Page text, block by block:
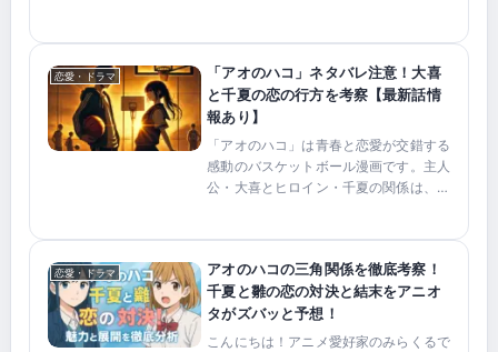
ター同士の相関図を詳しく...
恋愛・ドラマ
「アオのハコ」ネタバレ注意！大喜
と千夏の恋の行方を考察【最新話情
報あり】
「アオのハコ」は青春と恋愛が交錯する
感動のバスケットボール漫画です。主人
公・大喜とヒロイン・千夏の関係は、多
話題となっています。この...
恋愛・ドラマ
アオのハコの三角関係を徹底考察！
千夏と雛の恋の対決と結末をアニオ
タがズバッと予想！
こんにちは！アニメ愛好家のみらくるで